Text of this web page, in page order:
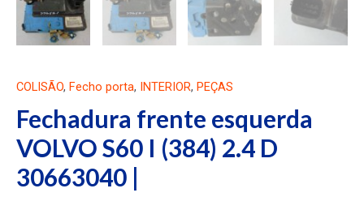
COLISÃO, Fecho porta, INTERIOR, PEÇAS
Fechadura frente esquerda
VOLVO S60 I (384) 2.4 D
30663040 |